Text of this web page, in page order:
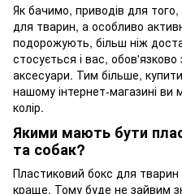
Як бачимо, приводів для
для тварин, а особливо
подорожують, більш ніж
стосується і вас, обов'язково
аксесуари. Тим більше,
нашому інтернет-магазині
колір.
Якими мають бути
та собак?
Пластиковий бокс для
краще. Тому буде не зайвим